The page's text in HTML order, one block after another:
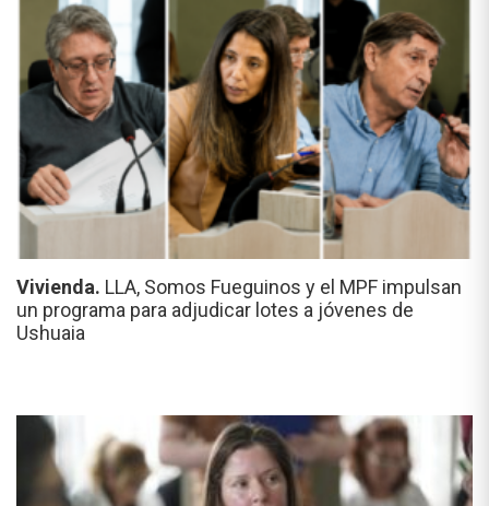
Vivienda. LLA, Somos Fueguinos y el MPF impulsan
un programa para adjudicar lotes a jóvenes de
Ushuaia